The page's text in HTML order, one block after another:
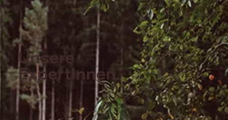
Unsere
ExpertInnen.